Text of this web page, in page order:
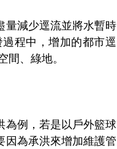
量減少逕流並將水暫時
程中，增加的都市逕
、綠地。
為例，若是以戶外籃球
因為承洪來增加維護管